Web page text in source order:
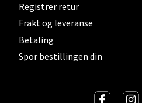
Registrer retur
Frakt og leveranse
Betaling
Spor bestillingen din
Vitaminveien 7 - 9, 0485 Oslo
Åpent i dag 10-21
0 i butikk